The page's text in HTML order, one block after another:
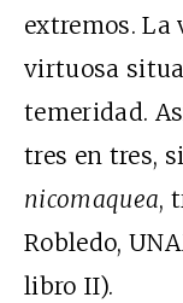
extremos.
virtuosa
temeridad.
tres en tres,
nicomaquea,
Robledo,
libro II).